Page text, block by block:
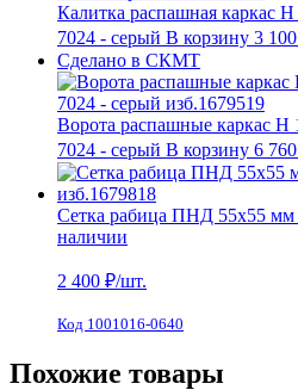
Калитка распашная
7024 - серый В корзину 3
Сделано в СКМТ
Ворота распашные каркас
7024 - серый В корзину 6
Сетка рабица ПНД 55х55
наличии
2 400 ₽/шт.
Код 1001016-0640
Похожие товары